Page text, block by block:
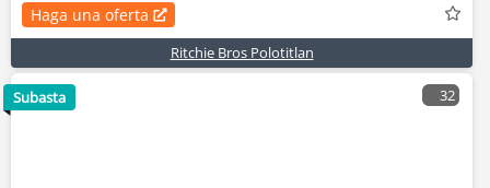
Haga una oferta
Ritchie Bros Polotitlan
32
Subasta